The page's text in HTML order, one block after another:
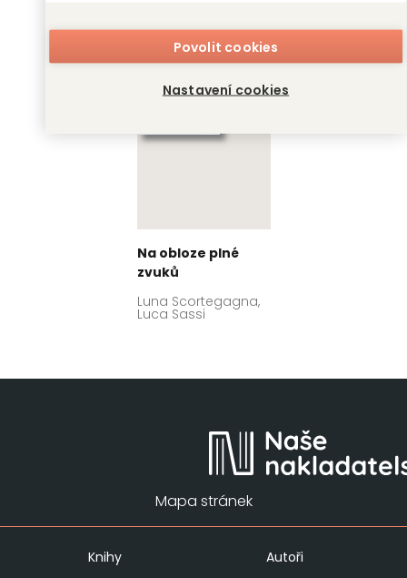
Povolit cookies
Nastavení cookies
Na obloze plné
zvuků
Luna Scortegagna,
Luca Sassi
Mapa stránek
Knihy
Autoři